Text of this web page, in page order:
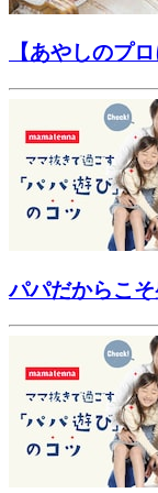
【あやしのプ
パパだからこ